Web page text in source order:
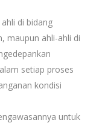
di bidang
maupun ahli-ahli di
setiap proses
kondisi
untuk